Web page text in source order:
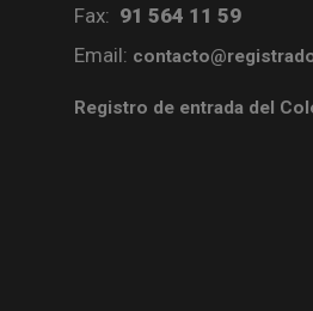
Fax: 91 564 11 59
Email:
Registro de entrada del